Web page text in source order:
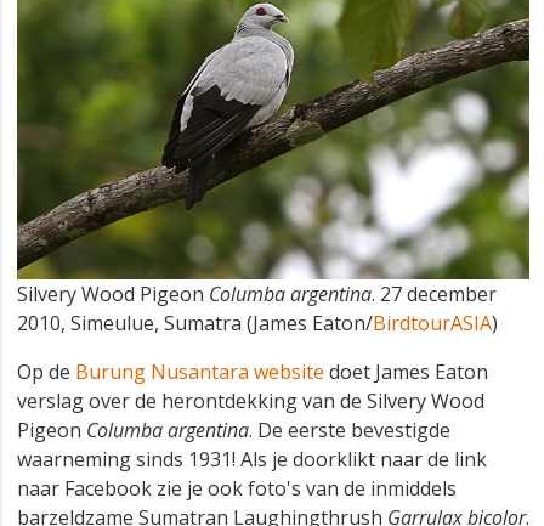
Silvery Wood Pigeon Columba argentina. 27 december
2010, Simeulue, Sumatra (James Eaton/BirdtourASIA)
Op de Burung Nusantara website doet James Eaton
verslag over de herontdekking van de Silvery Wood
Pigeon Columba argentina. De eerste bevestigde
waarneming sinds 1931! Als je doorklikt naar de link
naar Facebook zie je ook foto's van de inmiddels
barzeldzame Sumatran Laughingthrush Garrulax bicolor.